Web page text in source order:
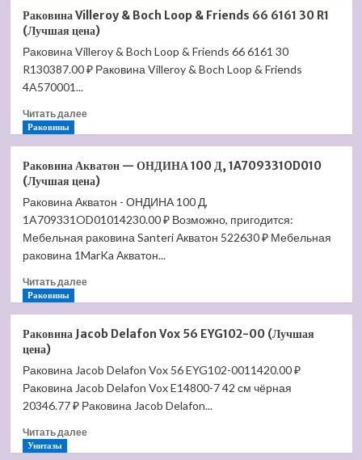
Водяной
полотенцесушитель
Terminus
Кремона
38/25
5-
5
цена)
Раковина Villeroy & Boch Loop & Friends 66 6161 30 R1
(Лучшая цена)
Раковина Villeroy & Boch Loop & Friends 66 6161 30
R130387.00 ₽ Раковина Villeroy & Boch Loop & Friends
4A570001...
Читать далееПрочитать
Villeroy
&
Boch
Loop
&
Friends
6161
(Лучшая
цена)
Раковины
Раковина Акватон — ОНДИНА 100 Д, 1A709331OD010
(Лучшая цена)
Раковина Акватон - ОНДИНА 100 Д,
1A709331OD01014230.00 ₽ Возможно, пригодится:
Мебельная раковина Santeri Акватон 522630 ₽ Мебельная
раковина 1MarKa Акватон...
Читать далееПрочитать
Раковина
Акватон
ОНДИНА
100
Д,
(Лучшая
Раковины
Раковина Jacob Delafon Vox 56 EYG102-00 (Лучшая
цена)
Раковина Jacob Delafon Vox 56 EYG102-0011420.00 ₽
Раковина Jacob Delafon Vox E14800-7 42 см чёрная
20346.77 ₽ Раковина Jacob Delafon...
Читать далееПрочитать
Унитазы